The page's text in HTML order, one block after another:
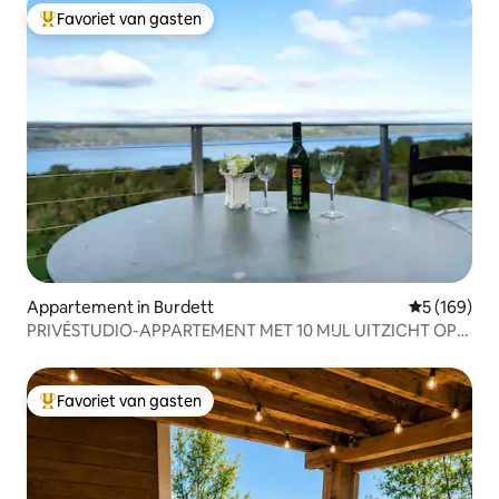
Topfavoriet van gasten
Favoriet van gasten
Appartement in Burdett
5 (169)
PRIVÉSTUDIO-APPARTEMENT MET 10 MIJL UITZICHT OP
Topfavoriet van gasten
Favoriet van gasten